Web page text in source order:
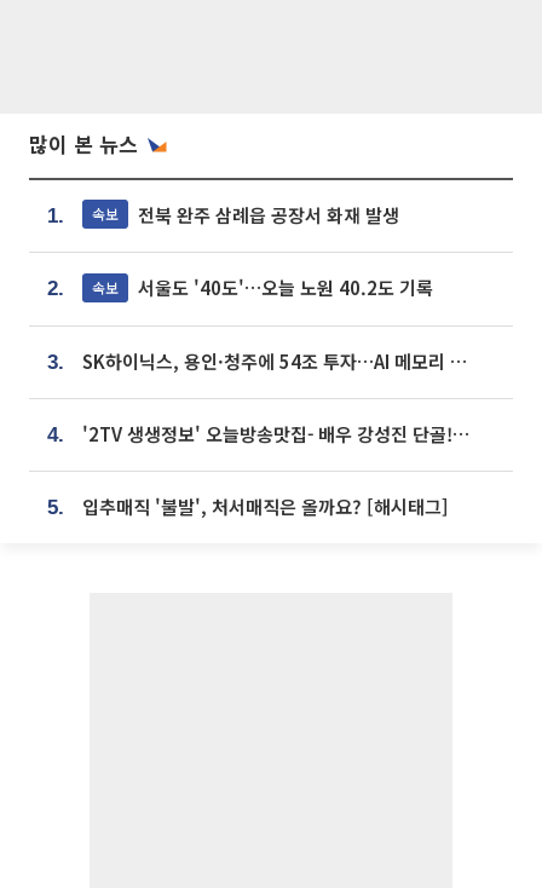
많이 본 뉴스
1. 속보 전북 완주 삼례읍 공장서 화재 발생
2. 속보 서울도 '40도'…오늘 노원 40.2도 기록
3. SK하이닉스, 용인·청주에 54조 투자…AI 메모리 생산기지 키운다
4. '2TV 생생정보' 오늘방송맛집- 배우 강성진 단골! 쌀국수ㆍ푸팟퐁 커리 맛집 '블○○○'
5. 입추매직 '불발', 처서매직은 올까요? [해시태그]